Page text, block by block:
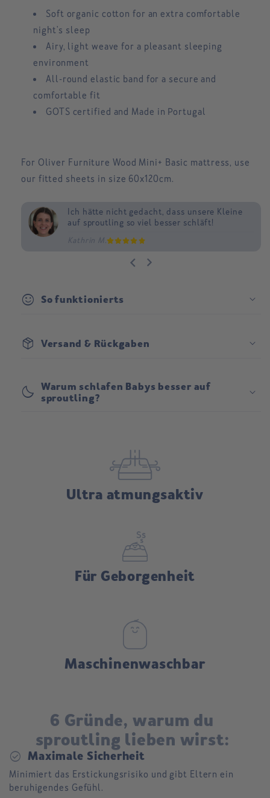
Soft organic cotton for anextra comfortable
night's sleep
Airy, light weave for a pleasant sleeping
environment
All-round elastic band for a secure and
comfortable fit
GOTS certified and Made in Portugal
For Oliver Furniture Wood Mini+ Basic mattress, use
our fitted sheets in size 60x120cm.
Ich hätte nicht gedacht, dass unsere Kleine
auf sproutling so viel besser schläft!
Kathrin M.
Wir können nachts wieder schlafen und
fühlen uns so viel besser!
Judith B.
Kein Vergleich zu vorher, wo wir Sorge um
unseren Kleinen im Schlaf hatten!
Lena B.
sentiment_satisfied So funktionierts
package_2 Versand & Rückgaben
bedtime
Warum schlafen Babys besser auf
sproutling?
Ultra atmungsaktiv
Für Geborgenheit
Maschinenwaschbar
6 Gründe, warum du
sproutling lieben wirst:
check_circle Maximale Sicherheit
Minimiert das Erstickungsrisiko und gibt Eltern ein
beruhigendes Gefühl.